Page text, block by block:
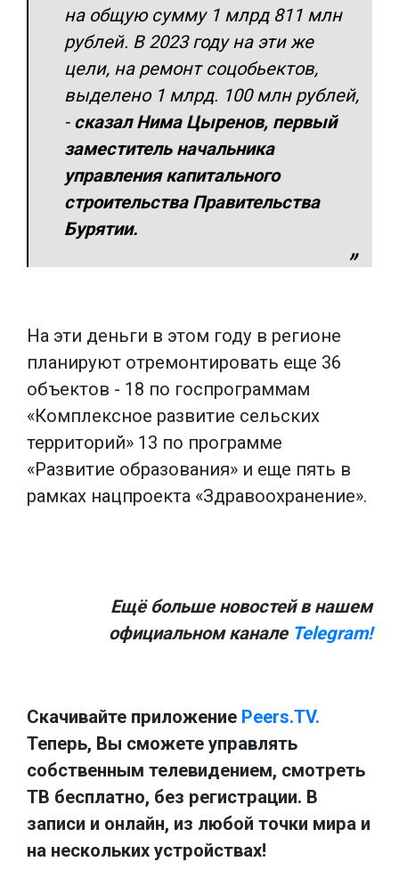
на общую сумму 1 млрд 811 млн
рублей. В 2023 году на эти же
цели, на ремонт соцобьектов,
выделено 1 млрд. 100 млн рублей,
- сказал Нима Цыренов, первый
заместитель начальника
управления капитального
строительства Правительства
Бурятии.
На эти деньги в этом году в регионе
планируют отремонтировать еще 36
объектов - 18 по госпрограммам
«Комплексное развитие сельских
территорий» 13 по программе
«Развитие образования» и еще пять в
рамках нацпроекта «Здравоохранение».
Ещё больше новостей в нашем
официальном канале Telegram!
Скачивайте приложение Peers.TV.
Теперь, Вы сможете управлять
собственным телевидением, смотреть
ТВ бесплатно, без регистрации. В
записи и онлайн, из любой точки мира и
на нескольких устройствах!